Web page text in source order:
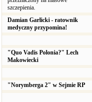
szczepienia.
Damian Garlicki - ratownik
medyczny przypomina!
"Quo Vadis Polonia?" Lech
Makowiecki
"Norymberga 2" w Sejmie RP